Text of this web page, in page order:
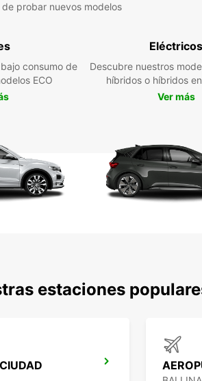
probar nuevos modelos
consumo de
ECO
Eléctricos
Descubre nuestros
híbridos o híbridos
Ver más
estaciones